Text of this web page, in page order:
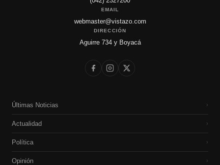
EMAIL
webmaster@vistazo.com
DIRECCIÓN
Aguirre 734 y Boyacá
Últimas Noticias ›
Actualidad ›
Política ›
Opinión ›